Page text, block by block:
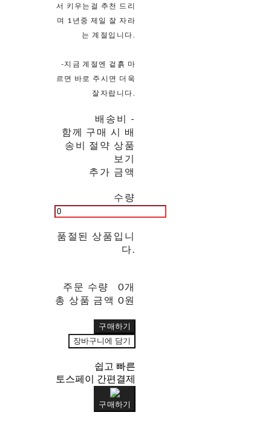
서 키우는걸 추천 드리
며 1년중 제일 잘 자라
는 계절입니다.
-지금 계절엔 겉흙 마
르면 바로 주시면 더욱
잘자랍니다.
배송비 -
함께 구매 시 배
송비 절약 상품
보기
추가 금액
수량
품절된 상품입니
다.
주문 수량
0개
총 상품 금액 0원
구매하기
장바구니에 담기
쉽고 빠른
토스페이 간편결제
구매하기